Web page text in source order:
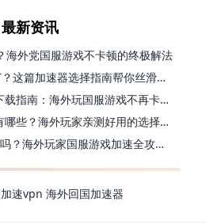
最新资讯
海外党国服游戏不卡顿的终极解法
海外党打枪神纪卡成PPT？这篇加速器选择指南帮你丝滑上分
美国打我的起源加速器下载指南：海外玩国服游戏不再卡的终极方案
江南百景图国外加速器有哪些？海外玩家亲测好用的选择与避坑指南
去国外能打王国保卫战4吗？海外玩家国服游戏加速全攻略（附公主连结幻想江湖实测）
速vpn 海外回国加速器